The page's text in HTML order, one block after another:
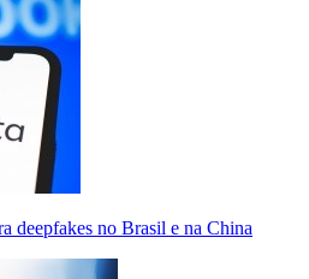
deepfakes no Brasil e na China